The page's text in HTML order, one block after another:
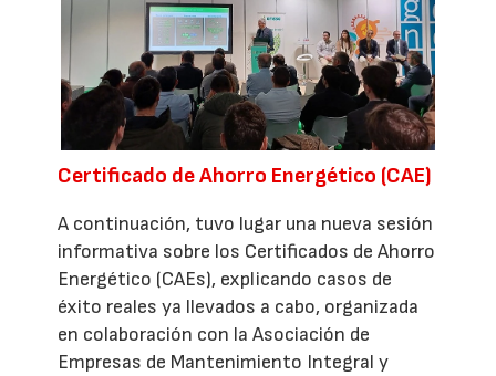
Certificado de Ahorro Energético (CAE)
A continuación, tuvo lugar una nueva sesión
informativa sobre los Certificados de Ahorro
Energético (CAEs), explicando casos de
éxito reales ya llevados a cabo, organizada
en colaboración con la Asociación de
Empresas de Mantenimiento Integral y